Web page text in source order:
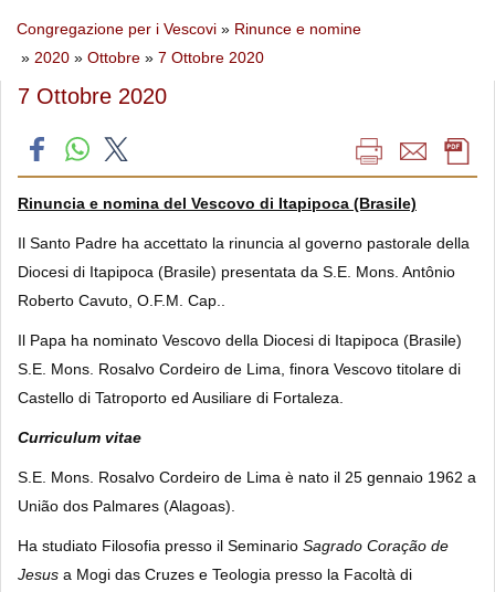
Congregazione per i Vescovi » Rinunce e nomine
» 2020 » Ottobre » 7 Ottobre 2020
7 Ottobre 2020
Rinuncia e nomina del Vescovo di Itapipoca (Brasile)
Il Santo Padre ha accettato la rinuncia al governo pastorale della
Diocesi di Itapipoca (Brasile) presentata da S.E. Mons. Antônio
Roberto Cavuto, O.F.M. Cap..
Il Papa ha nominato Vescovo della Diocesi di Itapipoca (Brasile)
S.E. Mons. Rosalvo Cordeiro de Lima, finora Vescovo titolare di
Castello di Tatroporto ed Ausiliare di Fortaleza.
Curriculum vitae
S.E. Mons. Rosalvo Cordeiro de Lima è nato il 25 gennaio 1962 a
União dos Palmares (Alagoas).
Ha studiato Filosofia presso il Seminario Sagrado Coração de
Jesus a Mogi das Cruzes e Teologia presso la Facoltà di